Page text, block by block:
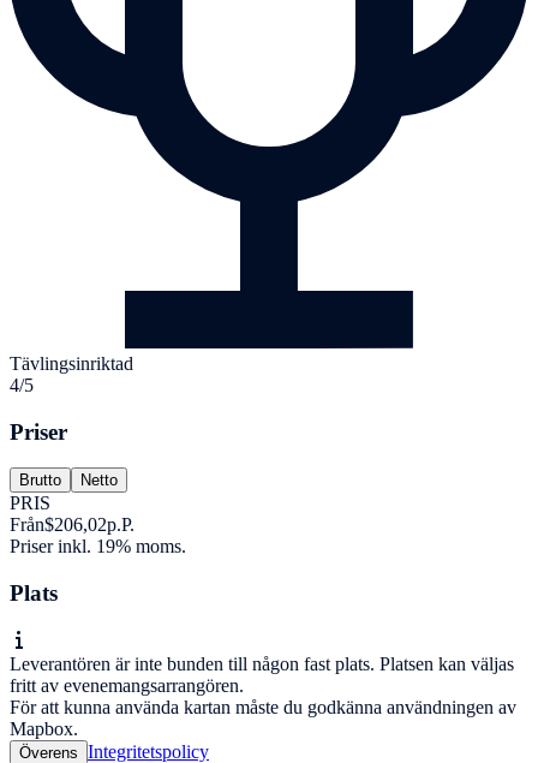
Tävlingsinriktad
4/5
Priser
Brutto Netto
PRIS
Från$206,02p.P.
Priser inkl. 19% moms.
Plats
Leverantören är inte bunden till någon fast plats. Platsen kan väljas
fritt av evenemangsarrangören.
För att kunna använda kartan måste du godkänna användningen av
Mapbox.
Överens Integritetspolicy